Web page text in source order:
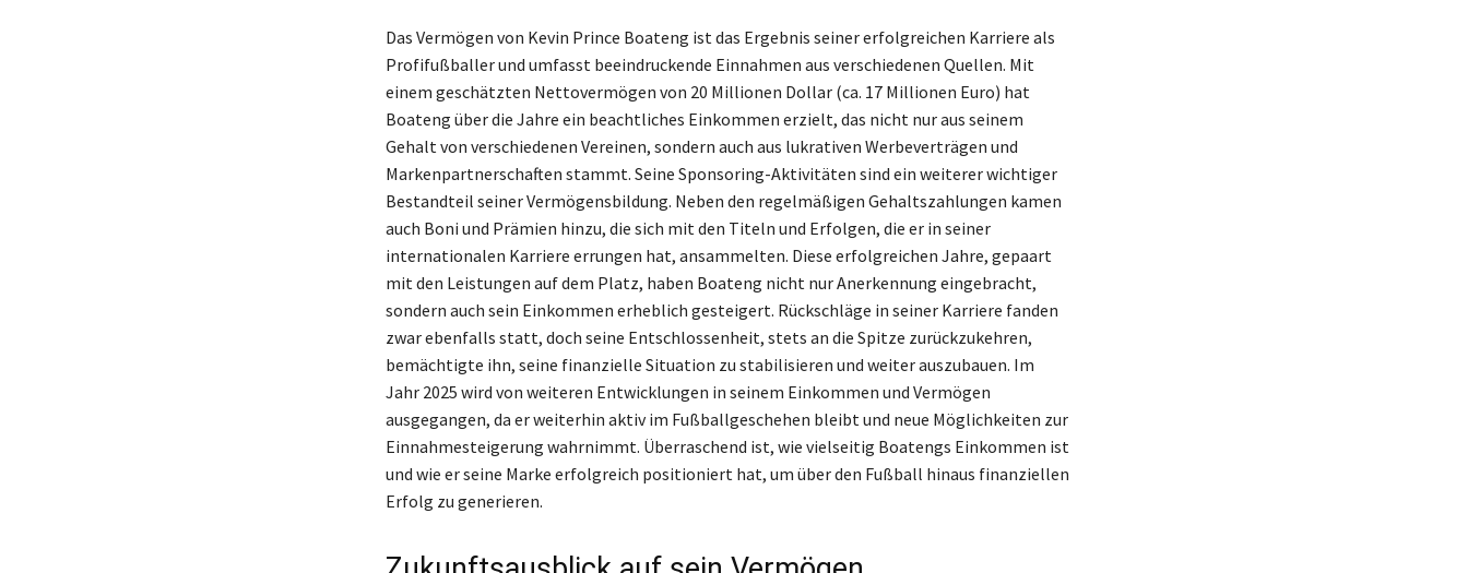
Das Vermögen von Kevin Prince Boateng ist das Ergebnis seiner erfolgreichen Karriere als
Profifußballer und umfasst beeindruckende Einnahmen aus verschiedenen Quellen. Mit
einem geschätzten Nettovermögen von 20 Millionen Dollar (ca. 17 Millionen Euro) hat
Boateng über die Jahre ein beachtliches Einkommen erzielt, das nicht nur aus seinem
Gehalt von verschiedenen Vereinen, sondern auch aus lukrativen Werbeverträgen und
Markenpartnerschaften stammt. Seine Sponsoring-Aktivitäten sind ein weiterer wichtiger
Bestandteil seiner Vermögensbildung. Neben den regelmäßigen Gehaltszahlungen kamen
auch Boni und Prämien hinzu, die sich mit den Titeln und Erfolgen, die er in seiner
internationalen Karriere errungen hat, ansammelten. Diese erfolgreichen Jahre, gepaart
mit den Leistungen auf dem Platz, haben Boateng nicht nur Anerkennung eingebracht,
sondern auch sein Einkommen erheblich gesteigert. Rückschläge in seiner Karriere fanden
zwar ebenfalls statt, doch seine Entschlossenheit, stets an die Spitze zurückzukehren,
bemächtigte ihn, seine finanzielle Situation zu stabilisieren und weiter auszubauen. Im
Jahr 2025 wird von weiteren Entwicklungen in seinem Einkommen und Vermögen
ausgegangen, da er weiterhin aktiv im Fußballgeschehen bleibt und neue Möglichkeiten zur
Einnahmesteigerung wahrnimmt. Überraschend ist, wie vielseitig Boatengs Einkommen ist
und wie er seine Marke erfolgreich positioniert hat, um über den Fußball hinaus finanziellen
Erfolg zu generieren.